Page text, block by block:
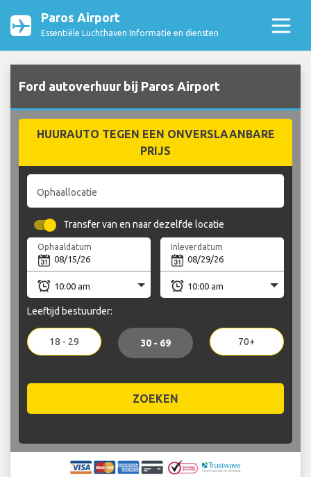
Paros Airport
Essentiële Luchthaven Informatie en diensten
Ford autoverhuur bij Paros Airport
HUURAUTO TEGEN EEN ONVERSLAANBARE
PRIJS
Ophaallocatie
Transfer van en naar dezelfde locatie
Ophaaldatum Inleverdatum
Leeftijd bestuurder:
18 - 29 30 - 69 70+
ZOEKEN